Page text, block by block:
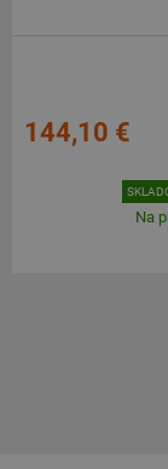
144,10 €
Na